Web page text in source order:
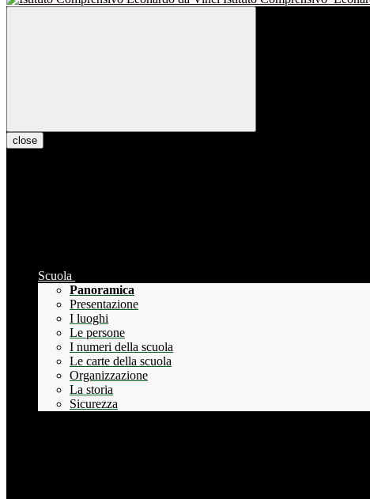
close
Scuola
Panoramica
Presentazione
I luoghi
Le persone
I numeri della scuola
Le carte della scuola
Organizzazione
La storia
Sicurezza